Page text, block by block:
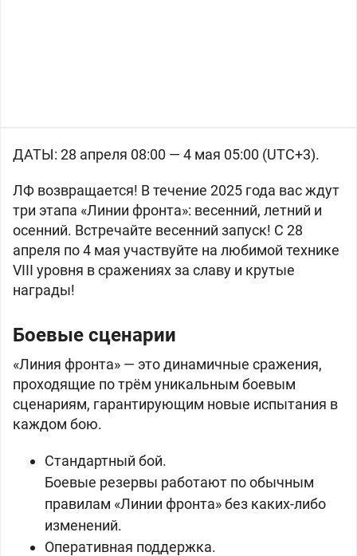
ДАТЫ: 28 апреля 08:00 — 4 мая 05:00 (UTC+3).
ЛФ возвращается! В течение 2025 года вас ждут
три этапа «Линии фронта»: весенний, летний и
осенний. Встречайте весенний запуск! С 28
апреля по 4 мая участвуйте на любимой технике
VIII уровня в сражениях за славу и крутые
награды!
Боевые сценарии
«Линия фронта» — это динамичные сражения,
проходящие по трём уникальным боевым
сценариям, гарантирующим новые испытания в
каждом бою.
Стандартный бой.
Боевые резервы работают по обычным
правилам «Линии фронта» без каких-либо
изменений.
Оперативная поддержка.